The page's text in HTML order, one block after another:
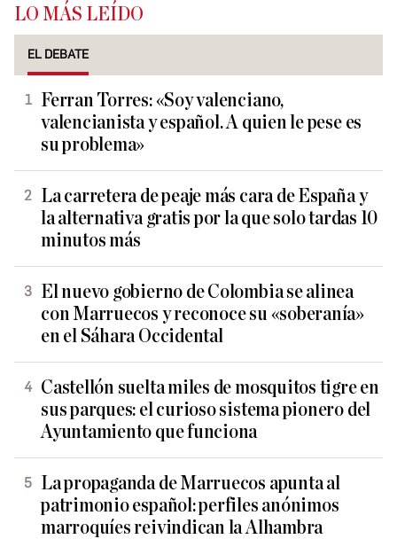
LO MÁS LEÍDO
EL DEBATE
Ferran Torres: «Soy valenciano,
valencianista y español. A quien le pese es
su problema»
La carretera de peaje más cara de España y
la alternativa gratis por la que solo tardas 10
minutos más
El nuevo gobierno de Colombia se alinea
con Marruecos y reconoce su «soberanía»
en el Sáhara Occidental
Castellón suelta miles de mosquitos tigre en
sus parques: el curioso sistema pionero del
Ayuntamiento que funciona
La propaganda de Marruecos apunta al
patrimonio español: perfiles anónimos
marroquíes reivindican la Alhambra